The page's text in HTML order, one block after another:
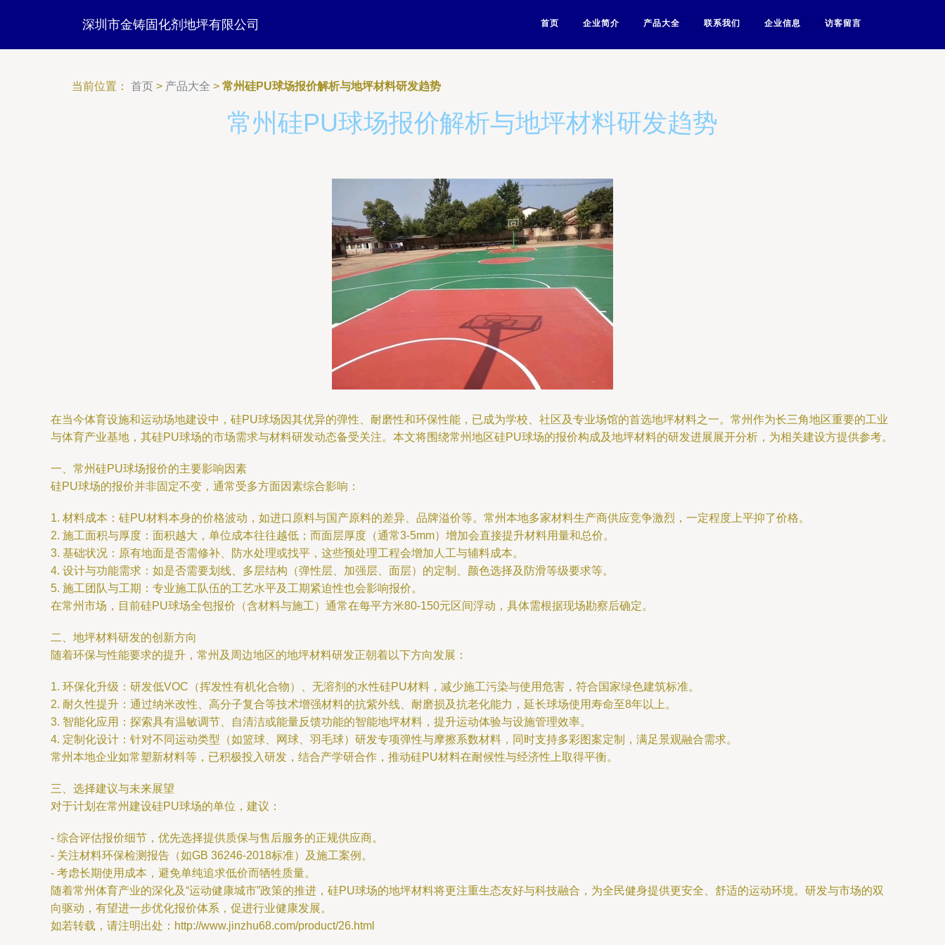
深圳市金铸固化剂地坪有限公司 首页 企业简介 产品大全 联系我们 企业信息 访客留言
当前位置： 首页 > 产品大全 > 常州硅PU球场报价解析与地坪材料研发趋势
常州硅PU球场报价解析与地坪材料研发趋势
在当今体育设施和运动场地建设中，硅PU球场因其优异的弹性、耐磨性和环保性能，已成为学校、社区及专业场馆的首选地坪材料之一。常州作为长三角地区重要的工业
与体育产业基地，其硅PU球场的市场需求与材料研发动态备受关注。本文将围绕常州地区硅PU球场的报价构成及地坪材料的研发进展展开分析，为相关建设方提供参考。
一、常州硅PU球场报价的主要影响因素
硅PU球场的报价并非固定不变，通常受多方面因素综合影响：
1. 材料成本：硅PU材料本身的价格波动，如进口原料与国产原料的差异、品牌溢价等。常州本地多家材料生产商供应竞争激烈，一定程度上平抑了价格。
2. 施工面积与厚度：面积越大，单位成本往往越低；而面层厚度（通常3-5mm）增加会直接提升材料用量和总价。
3. 基础状况：原有地面是否需修补、防水处理或找平，这些预处理工程会增加人工与辅料成本。
4. 设计与功能需求：如是否需要划线、多层结构（弹性层、加强层、面层）的定制、颜色选择及防滑等级要求等。
5. 施工团队与工期：专业施工队伍的工艺水平及工期紧迫性也会影响报价。
在常州市场，目前硅PU球场全包报价（含材料与施工）通常在每平方米80-150元区间浮动，具体需根据现场勘察后确定。
二、地坪材料研发的创新方向
随着环保与性能要求的提升，常州及周边地区的地坪材料研发正朝着以下方向发展：
1. 环保化升级：研发低VOC（挥发性有机化合物）、无溶剂的水性硅PU材料，减少施工污染与使用危害，符合国家绿色建筑标准。
2. 耐久性提升：通过纳米改性、高分子复合等技术增强材料的抗紫外线、耐磨损及抗老化能力，延长球场使用寿命至8年以上。
3. 智能化应用：探索具有温敏调节、自清洁或能量反馈功能的智能地坪材料，提升运动体验与设施管理效率。
4. 定制化设计：针对不同运动类型（如篮球、网球、羽毛球）研发专项弹性与摩擦系数材料，同时支持多彩图案定制，满足景观融合需求。
常州本地企业如常塑新材料等，已积极投入研发，结合产学研合作，推动硅PU材料在耐候性与经济性上取得平衡。
三、选择建议与未来展望
对于计划在常州建设硅PU球场的单位，建议：
- 综合评估报价细节，优先选择提供质保与售后服务的正规供应商。
- 关注材料环保检测报告（如GB 36246-2018标准）及施工案例。
- 考虑长期使用成本，避免单纯追求低价而牺牲质量。
随着常州体育产业的深化及“运动健康城市”政策的推进，硅PU球场的地坪材料将更注重生态友好与科技融合，为全民健身提供更安全、舒适的运动环境。研发与市场的双
向驱动，有望进一步优化报价体系，促进行业健康发展。
如若转载，请注明出处：http://www.jinzhu68.com/product/26.html